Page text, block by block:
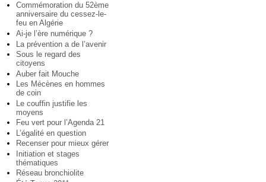
Commémoration du 52ème
anniversaire du cessez-le-
feu en Algérie
Ai-je l’ère numérique ?
La prévention a de l’avenir
Sous le regard des
citoyens
Auber fait Mouche
Les Mécènes en hommes
de coin
Le couffin justifie les
moyens
Feu vert pour l’Agenda 21
L’égalité en question
Recenser pour mieux gérer
Initiation et stages
thématiques
Réseau bronchiolite